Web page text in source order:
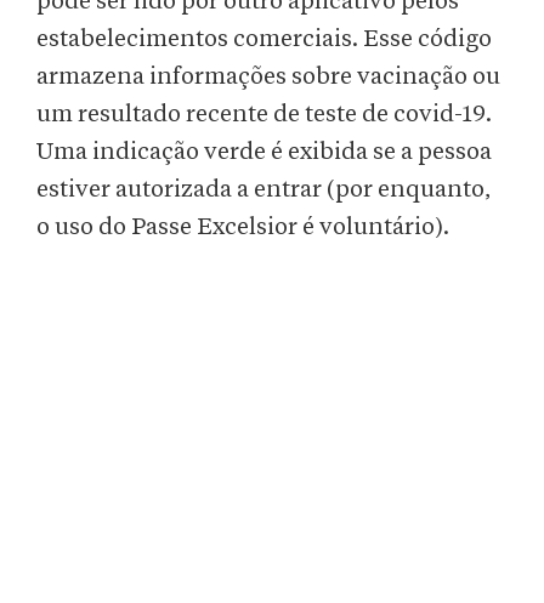
estabelecimentos comerciais. Esse código
armazena informações sobre vacinação ou
um resultado recente de teste de covid-19.
Uma indicação verde é exibida se a pessoa
estiver autorizada a entrar (por enquanto,
o uso do Passe Excelsior é voluntário).